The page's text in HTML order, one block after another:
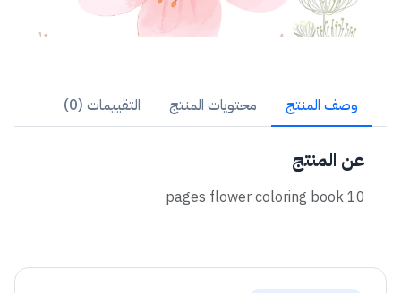
وصف المنتج محتويات المنتج التقييمات (0)
عن المنتج
10 pages flower coloring book